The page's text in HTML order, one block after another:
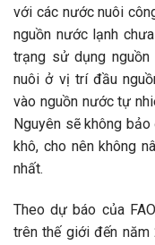
với các nước nuôi
nguồn nước lạnh
trạng sử dụng
nuôi ở vị trí đầu
vào nguồn nước tự
Nguyên sẽ không
khô, cho nên không
nhất.
Theo dự báo của
trên thế giới đến